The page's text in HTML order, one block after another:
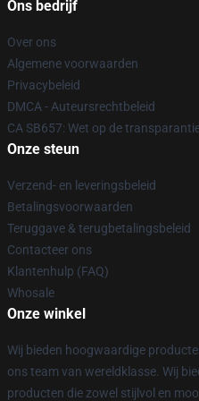
Ons bedrijf
Over ons
Algemene voorwaarden
Privacybeleid
DMCA - Auteursrechtbeleid
CA SB657: Wet op de
Onze steun
Verzend- en leveringsbeleid
Betalingsvoorwaarden
Teruggave & terugbetalingsbeleid
Contacteer ons
Klantenhulp (FAQ)
Whosale
Onze winkel
Wij bieden hoogwaardige
ons team van wereldklasse. Wij
producten die zowel stijlvol en